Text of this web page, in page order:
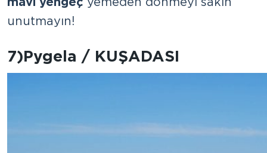
unutmayın!
7) Pygela / KUŞADASI